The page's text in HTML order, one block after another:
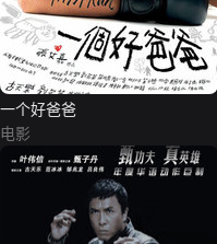
一个好爸爸
电影